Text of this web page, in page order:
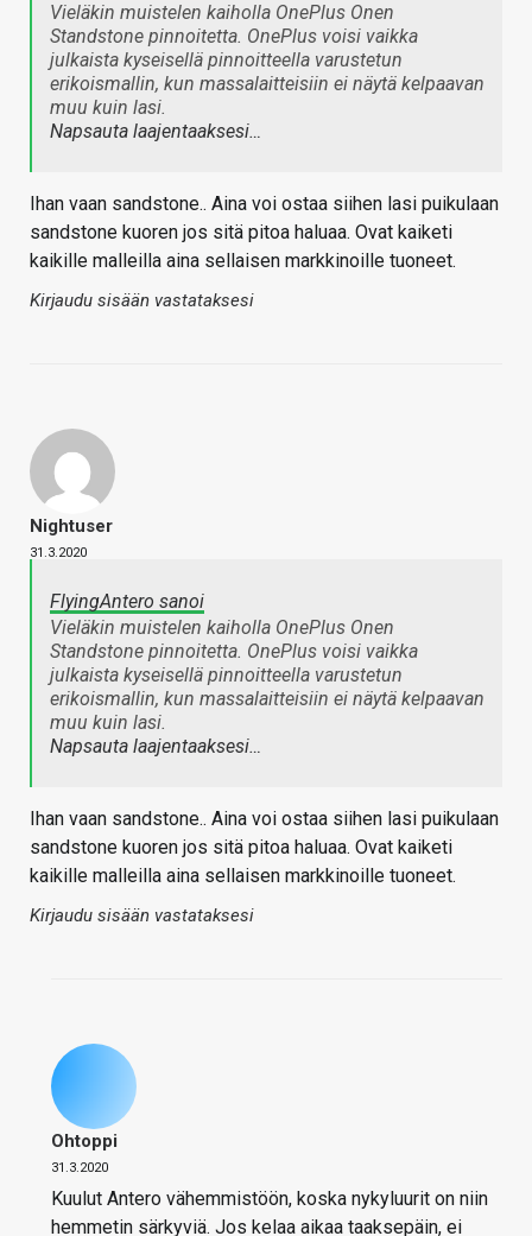
Vieläkin muistelen kaiholla OnePlus Onen
Standstone pinnoitetta. OnePlus voisi vaikka
julkaista kyseisellä pinnoitteella varustetun
erikoismallin, kun massalaitteisiin ei näytä kelpaavan
muu kuin lasi.
Napsauta laajentaaksesi…
Ihan vaan sandstone.. Aina voi ostaa siihen lasi puikulaan
sandstone kuoren jos sitä pitoa haluaa. Ovat kaiketi
kaikille malleilla aina sellaisen markkinoille tuoneet.
Kirjaudu sisään vastataksesi
Nightuser
31.3.2020
FlyingAntero sanoi
Vieläkin muistelen kaiholla OnePlus Onen
Standstone pinnoitetta. OnePlus voisi vaikka
julkaista kyseisellä pinnoitteella varustetun
erikoismallin, kun massalaitteisiin ei näytä kelpaavan
muu kuin lasi.
Napsauta laajentaaksesi…
Ihan vaan sandstone.. Aina voi ostaa siihen lasi puikulaan
sandstone kuoren jos sitä pitoa haluaa. Ovat kaiketi
kaikille malleilla aina sellaisen markkinoille tuoneet.
Kirjaudu sisään vastataksesi
Ohtoppi
31.3.2020
Kuulut Antero vähemmistöön, koska nykyluurit on niin
hemmetin särkyviä. Jos kelaa aikaa taaksepäin, ei